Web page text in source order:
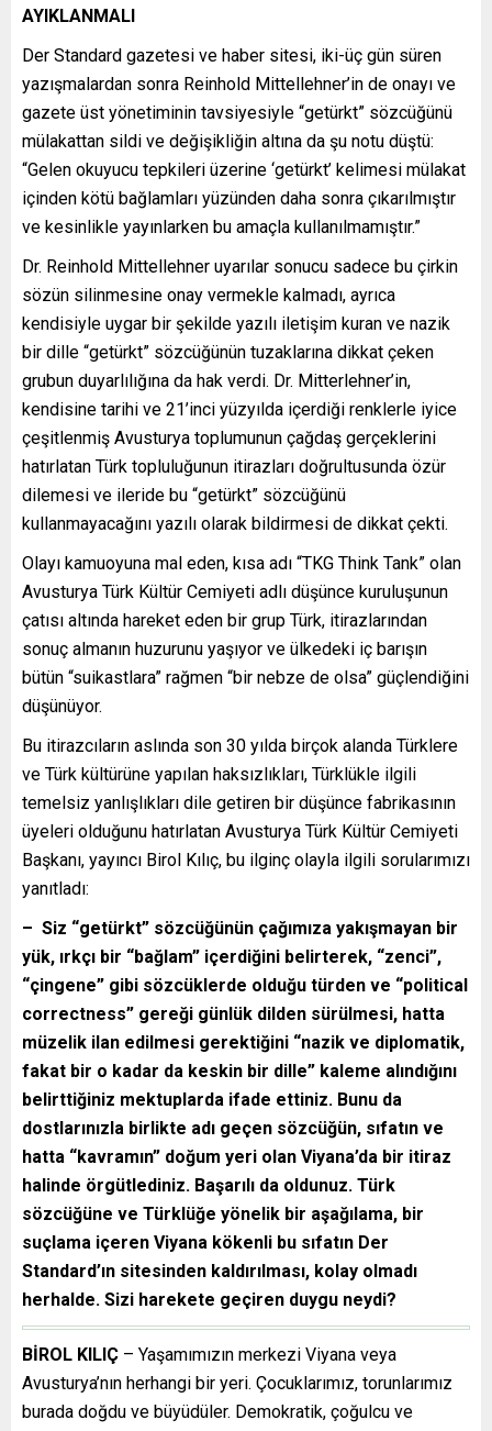
AYIKLANMALI
Der Standard gazetesi ve haber sitesi, iki-üç gün süren
yazışmalardan sonra Reinhold Mittellehner’in de onayı ve
gazete üst yönetiminin tavsiyesiyle “getürkt” sözcüğünü
mülakattan sildi ve değişikliğin altına da şu notu düştü:
“Gelen okuyucu tepkileri üzerine ‘getürkt’ kelimesi mülakat
içinden kötü bağlamları yüzünden daha sonra çıkarılmıştır
ve kesinlikle yayınlarken bu amaçla kullanılmamıştır.”
Dr. Reinhold Mittellehner uyarılar sonucu sadece bu çirkin
sözün silinmesine onay vermekle kalmadı, ayrıca
kendisiyle uygar bir şekilde yazılı iletişim kuran ve nazik
bir dille “getürkt” sözcüğünün tuzaklarına dikkat çeken
grubun duyarlılığına da hak verdi. Dr. Mitterlehner’in,
kendisine tarihi ve 21’inci yüzyılda içerdiği renklerle iyice
çeşitlenmiş Avusturya toplumunun çağdaş gerçeklerini
hatırlatan Türk topluluğunun itirazları doğrultusunda özür
dilemesi ve ileride bu “getürkt” sözcüğünü
kullanmayacağını yazılı olarak bildirmesi de dikkat çekti.
Olayı kamuoyuna mal eden, kısa adı “TKG Think Tank” olan
Avusturya Türk Kültür Cemiyeti adlı düşünce kuruluşunun
çatısı altında hareket eden bir grup Türk, itirazlarından
sonuç almanın huzurunu yaşıyor ve ülkedeki iç barışın
bütün “suikastlara” rağmen “bir nebze de olsa” güçlendiğini
düşünüyor.
Bu itirazcıların aslında son 30 yılda birçok alanda Türklere
ve Türk kültürüne yapılan haksızlıkları, Türklükle ilgili
temelsiz yanlışlıkları dile getiren bir düşünce fabrikasının
üyeleri olduğunu hatırlatan Avusturya Türk Kültür Cemiyeti
Başkanı, yayıncı Birol Kılıç, bu ilginç olayla ilgili sorularımızı
yanıtladı:
– Siz “getürkt” sözcüğünün çağımıza yakışmayan bir
yük, ırkçı bir “bağlam” içerdiğini belirterek, “zenci”,
“çingene” gibi sözcüklerde olduğu türden ve “political
correctness” gereği günlük dilden sürülmesi, hatta
müzelik ilan edilmesi gerektiğini “nazik ve diplomatik,
fakat bir o kadar da keskin bir dille” kaleme alındığını
belirttiğiniz mektuplarda ifade ettiniz. Bunu da
dostlarınızla birlikte adı geçen sözcüğün, sıfatın ve
hatta “kavramın” doğum yeri olan Viyana’da bir itiraz
halinde örgütlediniz. Başarılı da oldunuz. Türk
sözcüğüne ve Türklüğe yönelik bir aşağılama, bir
suçlama içeren Viyana kökenli bu sıfatın Der
Standard’ın sitesinden kaldırılması, kolay olmadı
herhalde. Sizi harekete geçiren duygu neydi?
BİROL KILIÇ – Yaşamımızın merkezi Viyana veya
Avusturya’nın herhangi bir yeri. Çocuklarımız, torunlarımız
burada doğdu ve büyüdüler. Demokratik, çoğulcu ve